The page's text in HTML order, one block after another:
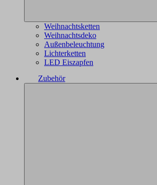
Weihnachtsketten
Weihnachtsdeko
Außenbeleuchtung
Lichterketten
LED Eiszapfen
Zubehör